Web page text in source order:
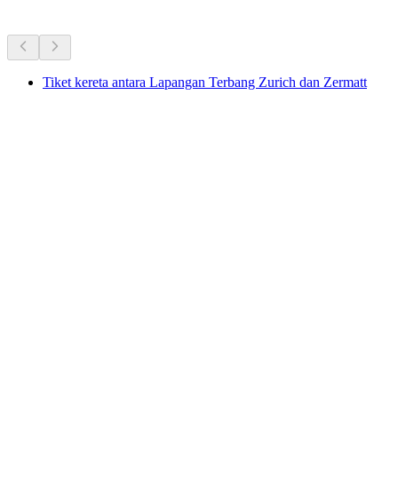
Tiket kereta antara Lapangan Terbang Zurich dan Zermatt